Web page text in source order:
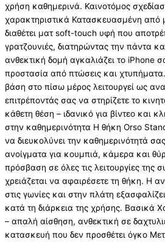
χρήση καθημερινά. Καινοτόμος
χαρακτηριστικά Κατασκευασμένη από
διαθέτει ματ soft-touch υφή που
γρατζουνιές, διατηρώντας την πάντα
ανθεκτική δομή αγκαλιάζει το iPhone
προστασία από πτώσεις και
βάση στο πίσω μέρος λειτουργεί ως
επιτρέποντάς σας να στηρίζετε το
κάθετη θέση – ιδανικό για βίντεο και
στην καθημερινότητα Η θήκη Orso Stand
να διευκολύνει την καθημερινότητά
ανοίγματα για κουμπιά, κάμερα και
πρόσβαση σε όλες τις λειτουργίες της
χρειάζεται να αφαιρέσετε τη θήκη. Η
στις γωνίες και στην πλάτη
κατά τη διάρκεια της χρήσης. Βασικά
– απαλή αίσθηση, ανθεκτική σε
κατασκευή που δεν προσθέτει όγκο